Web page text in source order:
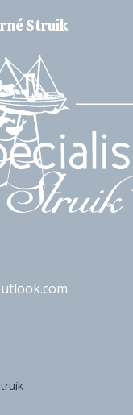
Struik